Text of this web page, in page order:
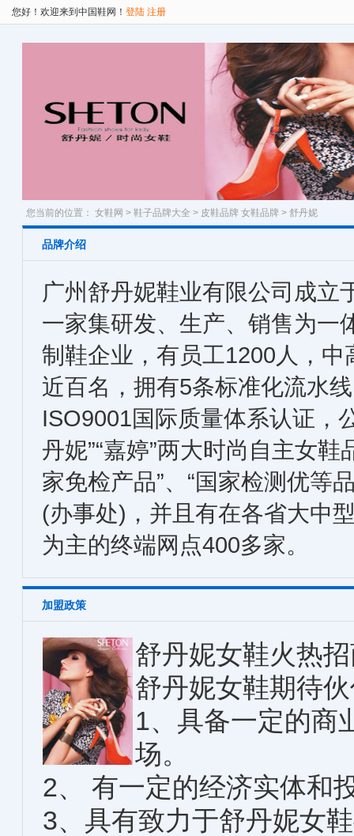
您好！欢迎来到中国鞋网！ 登陆 注册
您当前的位置： 女鞋网 > 鞋子品牌大全 > 皮鞋品牌 女鞋品牌 > 舒丹妮
品牌介绍
广州舒丹妮鞋业有限公司成立
一家集研发、生产、销售为一
制鞋企业，有员工1200人，中
近百名，拥有5条标准化流水
ISO9001国际质量体系认证，
丹妮”“嘉婷”两大时尚自主女鞋
家免检产品”、“国家检测优等
(办事处)，并且有在各省大中
为主的终端网点400多家。
加盟政策
舒丹妮女鞋火热
舒丹妮女鞋期
1、具备一定的商
场。
2、 有一定的经济实体
3、具有致力于舒丹妮女